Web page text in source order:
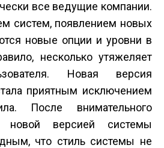
все ведущие компании.
систем, появлением новых
новые опции и уровни в
несколько утяжеляет
Новая версия
приятным исключением
После внимательного
новой версией системы
что стиль системы не